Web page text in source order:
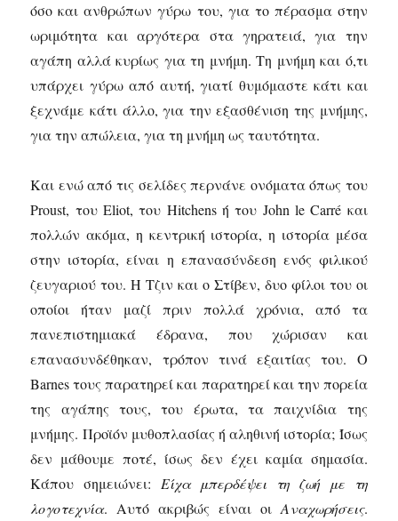
όσο και ανθρώπων γύρω του, για το πέρασμα στην
ωριμότητα και αργότερα στα γηρατειά, για την
αγάπη αλλά κυρίως για τη μνήμη. Τη μνήμη και ό,τι
υπάρχει γύρω από αυτή, γιατί θυμόμαστε κάτι και
ξεχνάμε κάτι άλλο, για την εξασθένιση της μνήμης,
για την απώλεια, για τη μνήμη ως ταυτότητα.
Και ενώ από τις σελίδες περνάνε ονόματα όπως του
Proust, του Eliot, του Hitchens ή του John le Carré και
πολλών ακόμα, η κεντρική ιστορία, η ιστορία μέσα
στην ιστορία, είναι η επανασύνδεση ενός φιλικού
ζευγαριού του. Η Τζιν και ο Στίβεν, δυο φίλοι του οι
οποίοι ήταν μαζί πριν πολλά χρόνια, από τα
πανεπιστημιακά έδρανα, που χώρισαν και
επανασυνδέθηκαν, τρόπον τινά εξαιτίας του. Ο
Barnes τους παρατηρεί και παρατηρεί και την πορεία
της αγάπης τους, του έρωτα, τα παιχνίδια της
μνήμης. Προϊόν μυθοπλασίας ή αληθινή ιστορία; Ίσως
δεν μάθουμε ποτέ, ίσως δεν έχει καμία σημασία.
Κάπου σημειώνει: Είχα μπερδέψει τη ζωή με τη
λογοτεχνία. Αυτό ακριβώς είναι οι Αναχωρήσεις.